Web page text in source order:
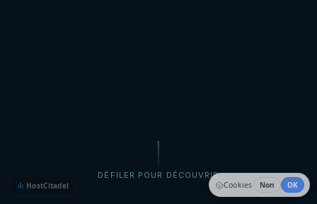
DÉFILER POUR DÉCOUVRIR
HostCitadel
Cookies Non OK